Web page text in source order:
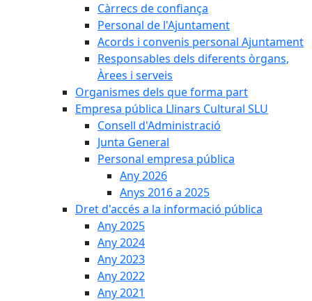
Càrrecs de confiança
Personal de l'Ajuntament
Acords i convenis personal Ajuntament
Responsables dels diferents òrgans,
Àrees i serveis
Organismes dels que forma part
Empresa pública Llinars Cultural SLU
Consell d'Administració
Junta General
Personal empresa pública
Any 2026
Anys 2016 a 2025
Dret d'accés a la informació pública
Any 2025
Any 2024
Any 2023
Any 2022
Any 2021